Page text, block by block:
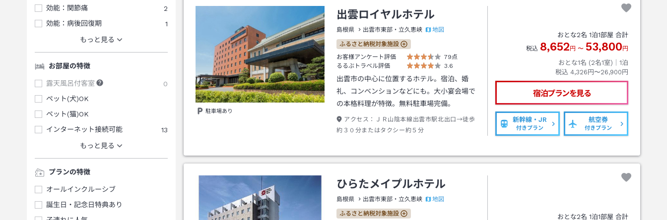
効能：関節痛
2
効能：病後回復期
1
もっと見る
お部屋の特徴
露天風呂付客室
0
ペット(犬)OK
ペット(猫)OK
インターネット接続可能
13
もっと見る
プランの特徴
オールインクルーシブ
誕生日・記念日特典あり
駐車場あり
出雲ロイヤルホテル
島根県 出雲市東部・立久恵峡 地図
ふるさと納税対象施設
お客様アンケート評価
79点
るるぶトラベル評価
3.6
出雲市の中心に位置するホテル。宿泊、婚
礼、コンベンションなどにも。大小宴会場で
の本格料理が特徴。無料駐車場完備。
アクセス：
ＪＲ山陰本線出雲市駅北出口→徒歩
約３０分またはタクシー約５分
おとな2名 1泊1部屋 合計
税込 8,652 円 〜 53,800 円
おとな1名 (2名1室)｜ 1泊
税込 4,326円〜26,900円
宿泊プランを見る
新幹線・JR
付きプラン
航空券
付きプラン
ひらたメイプルホテル
島根県 出雲市東部・立久恵峡 地図
ふるさと納税対象施設 おとな2名 1泊1部屋 合計